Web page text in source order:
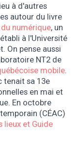
à d'autres
autour du livre
numérique, un
à l'Université
On pense aussi
NT2 de
mobile.
tenait sa 13e
en mai et
En octobre
(CÉAC)
lieux et Guide